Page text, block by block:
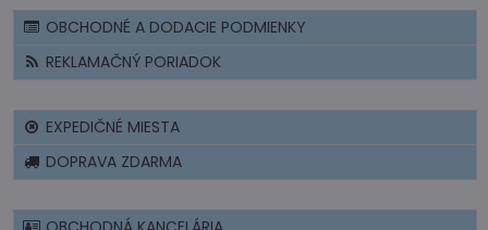
OBCHODNÉ A DODACIE PODMIENKY
REKLAMAČNÝ PORIADOK
EXPEDIČNÉ MIESTA
DOPRAVA ZDARMA